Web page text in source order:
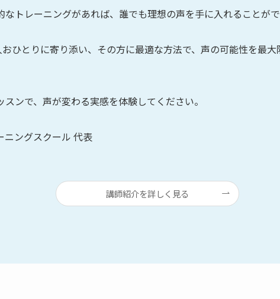
なトレーニングがあれば、誰でも理想の声を手に入れることが
ひとりに寄り添い、その方に最適な方法で、声の可能性を最
スンで、声が変わる実感を体験してください。
ニングスクール 代表
講師紹介を詳しく見る